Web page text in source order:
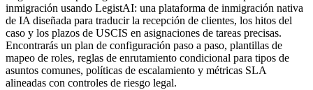
inmigración usando LegistAI: una plataforma de inmigración nativa
de IA diseñada para traducir la recepción de clientes, los hitos del
caso y los plazos de USCIS en asignaciones de tareas precisas.
Encontrarás un plan de configuración paso a paso, plantillas de
mapeo de roles, reglas de enrutamiento condicional para tipos de
asuntos comunes, políticas de escalamiento y métricas SLA
alineadas con controles de riesgo legal.